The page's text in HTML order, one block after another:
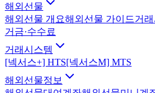
해외선물
해외선물 개요해외선물 가이드거
거금·수수료
거래시스템
[넥서스+] HTS[넥서스M] MTS
해외선물정보